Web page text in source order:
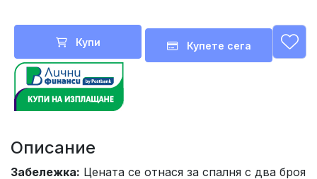
Купи Купете сега
Описание
Забележка: Цената се отнася за спалня с два броя